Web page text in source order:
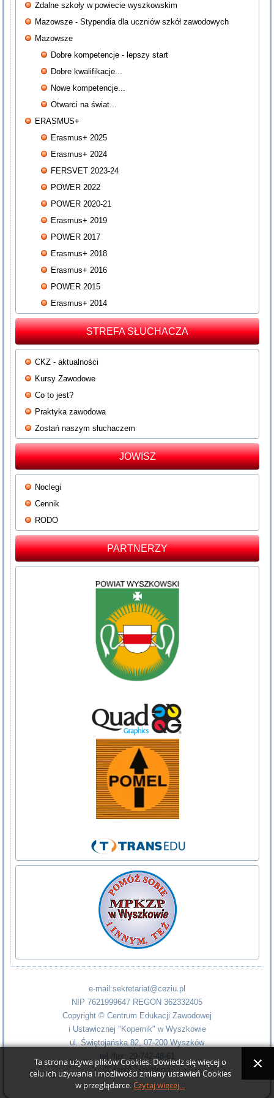
Zdalne szkoły w powiecie wyszkowskim
Mazowsze - Stypendia dla uczniów szkół zawodowych
Mazowsze
Dobre kompetencje - lepszy start
Dobre kwalifikacje...
Nowe kompetencje...
Otwarci na świat...
ERASMUS+
Erasmus+ 2025
Erasmus+ 2024
FERSVET 2023-24
POWER 2022
POWER 2020-21
Erasmus+ 2019
POWER 2017
Erasmus+ 2018
Erasmus+ 2016
POWER 2015
Erasmus+ 2014
STREFA SŁUCHACZA
CKZ - aktualności
Kursy Zawodowe
Co to jest?
Praktyka zawodowa
Zostań naszym słuchaczem
JOWISZ
Noclegi
Cennik
RODO
PARTNERZY
e-mail:sekretariat@ceziu.pl
NIP 7621999647 REGON 362332405
Copyright © Centrum Edukacji Zawodowej
i Ustawicznej "Kopernik" w Wyszkowie
ul. Świętojańska 82, 07-200 Wyszków
tel./fax: 29-742-48-61
©Jacek Szymanik
Ta strona używa plików Cookies. Dowiedz się więcej o
celu ich używania i możliwości zmiany ustawień Cookies
w przeglądarce.Czytaj więcej...